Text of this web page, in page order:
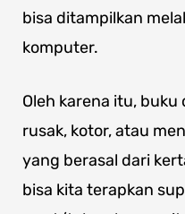
bisa ditampilkan
komputer.
Oleh karena itu,
rusak, kotor, atau
yang berasal dari
bisa kita terapkan